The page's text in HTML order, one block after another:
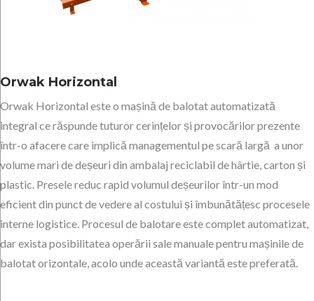
Orwak Horizontal
Orwak Horizontal este o mașină de balotat automatizată
integral ce răspunde tuturor cerințelor și provocărilor prezente
într-o afacere care implică managementul pe scară largă a unor
volume mari de deșeuri din ambalaj reciclabil de hârtie, carton și
plastic. Presele reduc rapid volumul deșeurilor într-un mod
eficient din punct de vedere al costului și îmbunătățesc procesele
interne logistice. Procesul de balotare este complet automatizat,
dar exista posibilitatea operării sale manuale pentru mașinile de
balotat orizontale, acolo unde această variantă este preferată.